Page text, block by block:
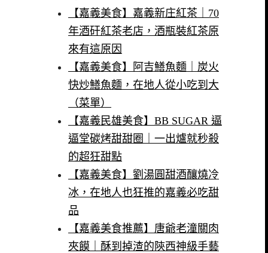
【嘉義美食】嘉義新庄紅茶｜70
年酒矸紅茶老店，酒瓶裝紅茶原
來有這原因
【嘉義美食】阿吉鱔魚麵｜炭火
快炒鱔魚麵，在地人從小吃到大
（菜單）
【嘉義民雄美食】BB SUGAR 逼
逼堂碳烤甜甜圈｜一出爐就秒殺
的超狂甜點
【嘉義美食】劉湯圓甜酒釀燒冷
冰，在地人也狂推的嘉義必吃甜
品
【嘉義美食推薦】唐爺老潼關肉
夾饃｜酥到掉渣的陝西神級手藝